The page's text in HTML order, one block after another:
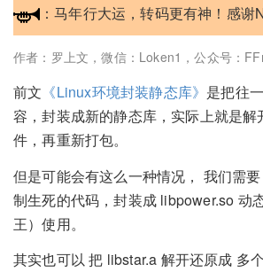
：马年行大运，转码更有神！感谢
作者：罗上文，微信：Loken1，公众号：
前文 《Linux环境封装静态库》 是把往
容，封装成新的静态库，实际上就是解
件，再重新打包。
但是可能会有这么一种情况， 我们需
制生死的代码，封装成 libpower.so 动
王）使用。
其实也可以 把 libstar.a 解开还原成 多